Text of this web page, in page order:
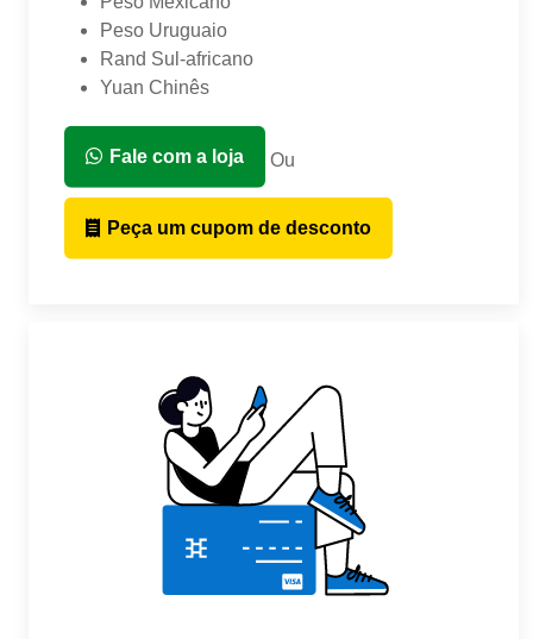
Peso Uruguaio
Rand Sul-africano
Yuan Chinês
Fale com a loja Ou
Peça um cupom de desconto